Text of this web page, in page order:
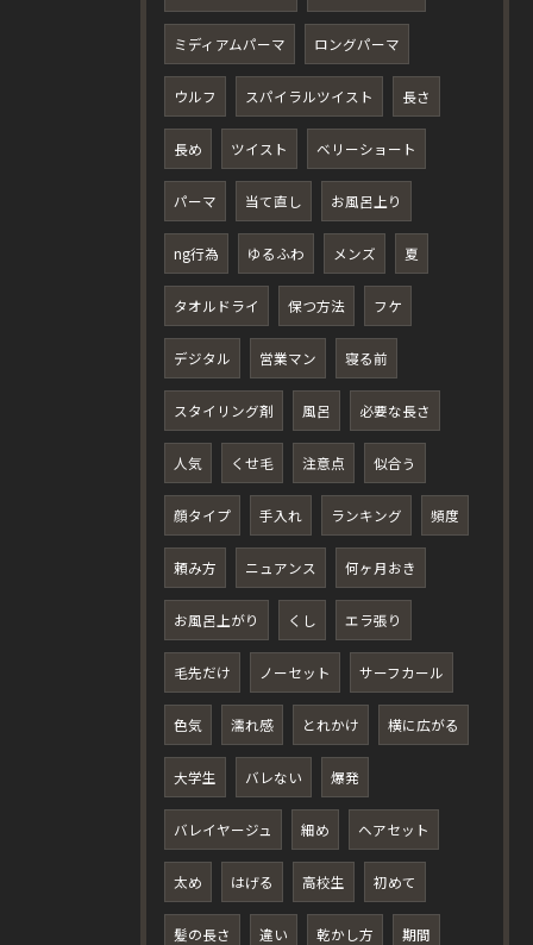
ミディアムパーマ ロングパーマ
ウルフ スパイラルツイスト 長さ
長め ツイスト ベリーショート
パーマ 当て直し お風呂上り
ng行為 ゆるふわ メンズ 夏
タオルドライ 保つ方法 フケ
デジタル 営業マン 寝る前
スタイリング剤 風呂 必要な長さ
人気 くせ毛 注意点 似合う
顔タイプ 手入れ ランキング 頻度
頼み方 ニュアンス 何ヶ月おき
お風呂上がり くし エラ張り
毛先だけ ノーセット サーフカール
色気 濡れ感 とれかけ 横に広がる
大学生 バレない 爆発
バレイヤージュ 細め ヘアセット
太め はげる 高校生 初めて
髪の長さ 違い 乾かし方 期間